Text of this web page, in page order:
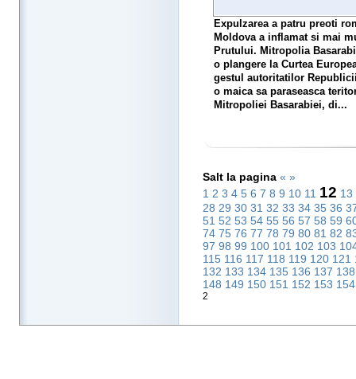
Expulzarea a patru preoti
Moldova a inflamat si mai
Prutului. Mitropolia
o plangere la Curtea
gestul autoritatilor
o maica sa paraseasca
Mitropoliei Basarabiei, di...
Salt la pagina « »
1 2 3 4 5 6 7 8 9 10 11 12 13
28 29 30 31 32 33 34 35 36
51 52 53 54 55 56 57 58 59
74 75 76 77 78 79 80 81 82
97 98 99 100 101 102 103
115 116 117 118 119 120 121
132 133 134 135 136 137
148 149 150 151 152 153
2